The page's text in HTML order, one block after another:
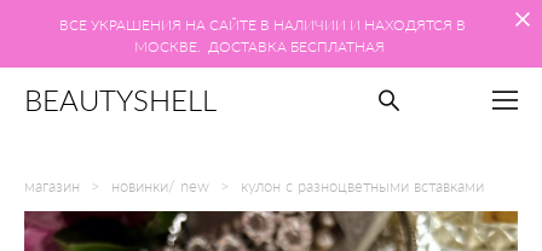
ВСЕ УКРАШЕНИЯ НА САЙТЕ В НАЛИЧИИ И НАХОДЯТСЯ В
МОСКВЕ. ДОСТАВКА БЕСПЛАТНАЯ
BEAUTYSHELL
магазин > новинки/ new > кулон с разноцветными вставками